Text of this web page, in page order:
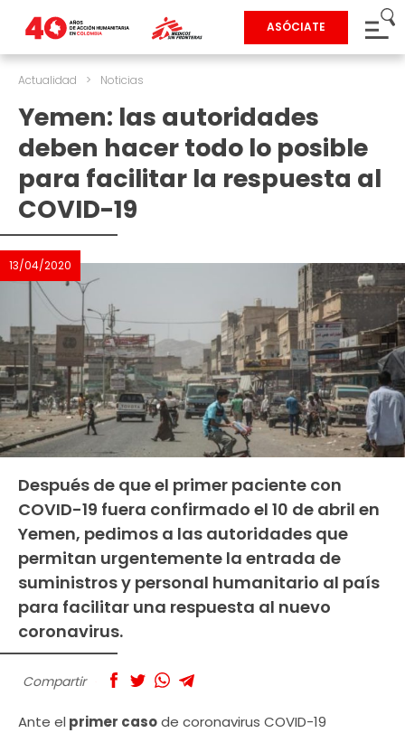
ASÓCIATE
Actualidad > Noticias
Yemen: las autoridades
deben hacer todo lo posible
para facilitar la respuesta al
COVID-19
13/04/2020
Después de que el primer paciente con
COVID-19 fuera confirmado el 10 de abril en
Yemen, pedimos a las autoridades que
permitan urgentemente la entrada de
suministros y personal humanitario al país
para facilitar una respuesta al nuevo
coronavirus.
Compartir
Ante el primer casode coronavirus COVID-19